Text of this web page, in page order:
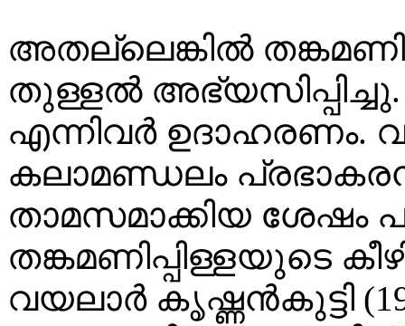
അതല്ലെങ്കിൽ
തുള്ളൽ
എന്നിവർ ഉദാഹരണം.
കലാമണ്ഡലം
താമസമാക്കിയ
തങ്കമണിപ്പിള്ളയുടെ
വയലാർ കൃഷ്ണൻകുട്ടി